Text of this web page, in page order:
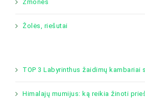
Žmonės
Žolės, riešutai
TOP 3 Labyrinthus žaidimų kambariai
Himalajų mumijus: ką reikia žinoti